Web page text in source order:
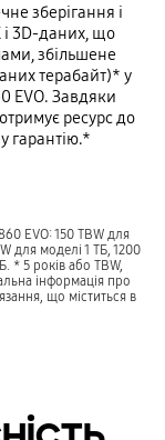
зберігання і
і 3D-даних, що
збільшене
терабайт)* у
EVO. Завдяки
ресурс до
гарантію.*
EVO: 150 TBW для
для моделі 1 ТБ, 1200
* 5 років або TBW,
інформація про
що міститься в